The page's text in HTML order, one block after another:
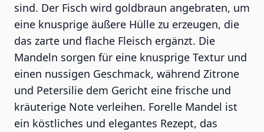
sind. Der Fisch wird goldbraun angebraten, um
eine knusprige äußere Hülle zu erzeugen, die
das zarte und flache Fleisch ergänzt. Die
Mandeln sorgen für eine knusprige Textur und
einen nussigen Geschmack, während Zitrone
und Petersilie dem Gericht eine frische und
kräuterige Note verleihen. Forelle Mandel ist
ein köstliches und elegantes Rezept, das